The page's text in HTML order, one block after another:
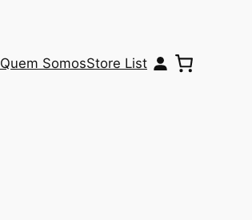
Quem SomosStore List